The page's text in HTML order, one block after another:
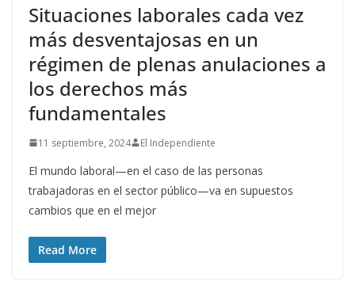
Situaciones laborales cada vez
más desventajosas en un
régimen de plenas anulaciones a
los derechos más
fundamentales
11 septiembre, 2024 El Independiente
El mundo laboral—en el caso de las personas
trabajadoras en el sector público—va en supuestos
cambios que en el mejor
Read More